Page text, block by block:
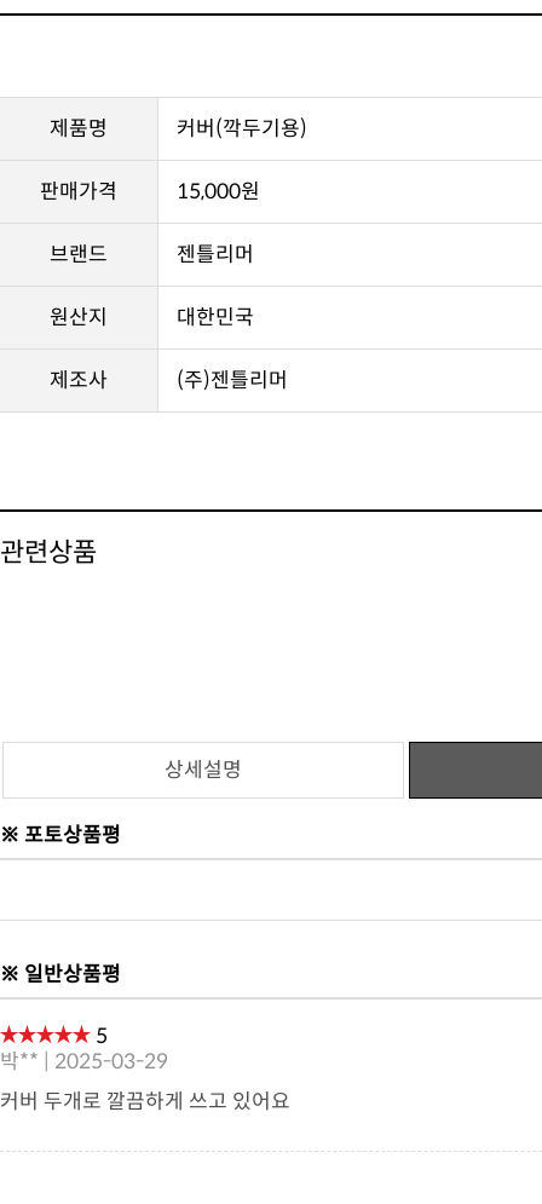
제품명 커버(깍두기용)
판매가격 15,000원
브랜드 젠틀리머
원산지 대한민국
제조사 (주)젠틀리머
관련상품
상세설명
※ 포토상품평
※ 일반상품평
5
박** | 2025-03-29
커버 두개로 깔끔하게 쓰고 있어요